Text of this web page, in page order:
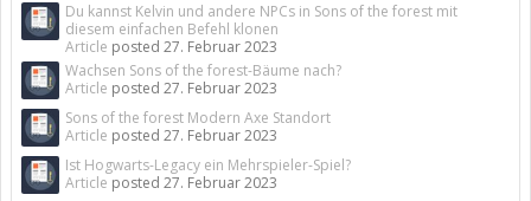
Du kannst Kelvin und andere NPCs in Sons of the forest mit
diesem einfachen Befehl klonen
Article posted 27. Februar 2023
Wachsen Sons of the forest-Bäume nach?
Article posted 27. Februar 2023
Sons of the forest Modern Axe Standort
Article posted 27. Februar 2023
Ist Hogwarts-Legacy ein Mehrspieler-Spiel?
Article posted 27. Februar 2023